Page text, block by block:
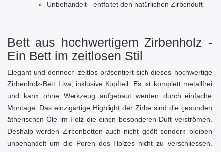
Unbehandelt - entfaltet den natürlichen Zirbenduft
Bett aus hochwertigem Zirbenholz -
Ein Bett im zeitlosen Stil
Elegant und dennoch zeitlos präsentiert sich dieses hochwertige
Zirbenholz-Bett Liva, inklusive Kopfteil. Es ist komplett metallfrei
und kann ohne Werkzeug aufgebaut werden durch einfache
Montage. Das einzigartige Highlight der Zirbe sind die gesunden
ätherischen Öle im Holz die einen besonderen Duft verströmen.
Deshalb werden Zirbenbetten auch nicht geölt sondern bleiben
unbehandelt um die Poren des Holzes nicht zu verschliessen.